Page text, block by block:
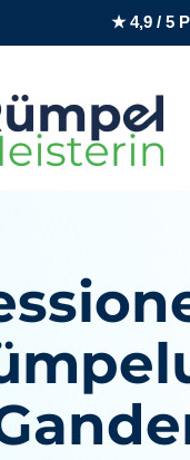
★ 4,9 / 5